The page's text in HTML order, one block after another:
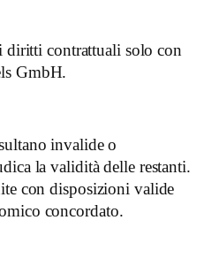
diritti contrattuali solo con
GmbH.
invalide o
la validità delle restanti.
con disposizioni valide
concordato.